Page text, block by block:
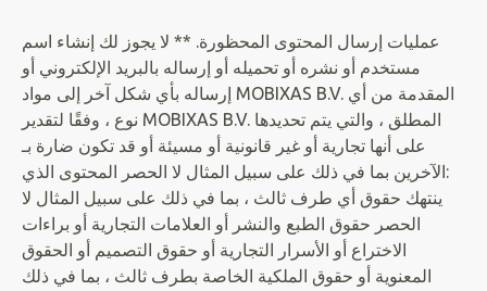
عمليات إرسال المحتوى المحظورة. ** لا يجوز لك إنشاء اسم
مستخدم أو نشره أو تحميله أو إرساله بالبريد الإلكتروني أو
إرساله بأي شكل آخر إلى مواد MOBIXAS B.V. المقدمة من أي
نوع ، وفقًا لتقدير MOBIXAS B.V. المطلق ، والتي يتم تحديدها
على أنها تجارية أو غير قانونية أو مسيئة أو قد تكون ضارة بـ
الآخرين بما في ذلك على سبيل المثال لا الحصر المحتوى الذي:
ينتهك حقوق أي طرف ثالث ، بما في ذلك على سبيل المثال لا
الحصر حقوق الطبع والنشر أو العلامات التجارية أو براءات
الاختراع أو الأسرار التجارية أو حقوق التصميم أو الحقوق
المعنوية أو حقوق الملكية الخاصة بطرف ثالث ، بما في ذلك